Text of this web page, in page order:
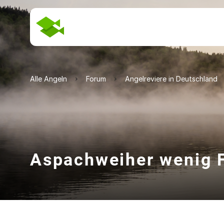
Alle Angeln Forum Angelreviere in Deutschland
Aspachweiher wenig